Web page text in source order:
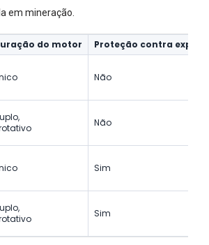
em mineração.
do motor Proteção contra
Não
Não
Sim
Sim